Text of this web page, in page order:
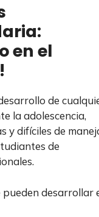
en el
de
la adolescencia,
y difíciles de
de
pueden desarrollar